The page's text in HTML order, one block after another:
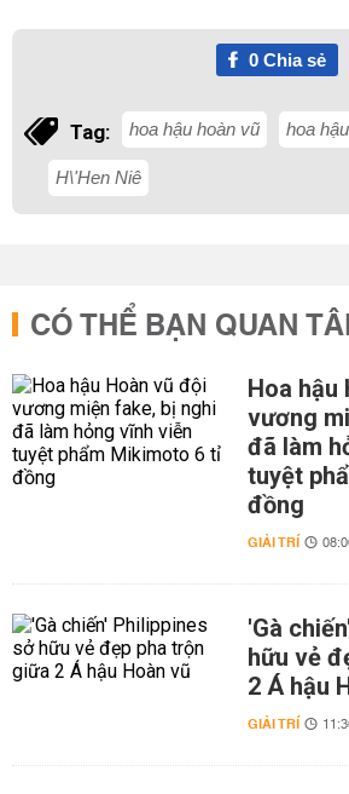
0Chia sẻ
Tag: hoa hậu hoàn vũ hoa hậu
H\'Hen Niê
CÓ THỂ BẠN QUAN
Hoa hậu
vương
đã làm
tuyệt
đồng
GIẢI TRÍ
'Gà
hữu vẻ
2 Á hậu
GIẢI TRÍ